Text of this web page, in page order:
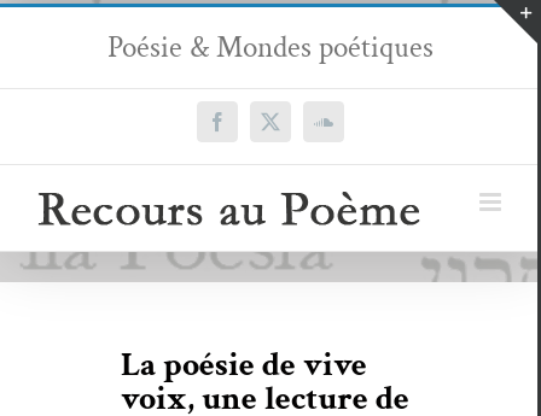
Passer
contenu
Poésie & Mondes poétiques
Facebook
X SoundCloud
La poésie de vive
voix, une lecture de